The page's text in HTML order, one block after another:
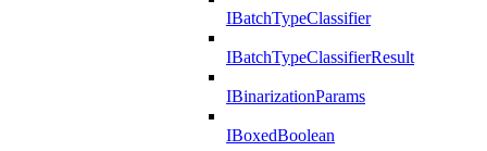
IBatchTypeClassifier
IBatchTypeClassifierResult
IBinarizationParams
IBoxedBoolean